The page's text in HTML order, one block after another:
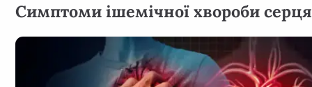
Симптоми ішемічної хвороби серця